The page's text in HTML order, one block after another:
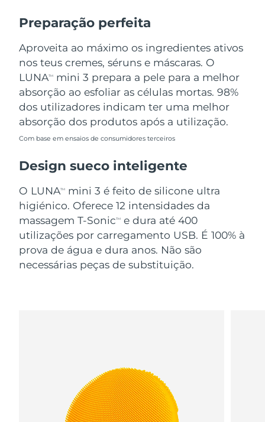
Preparação perfeita
Aproveita ao máximo os ingredientes ativos
nos teus cremes, séruns e máscaras. O
LUNATM
mini 3 prepara a pele para a melhor
absorção ao esfoliar as células mortas. 98%
dos utilizadores indicam ter uma melhor
absorção dos produtos após a utilização.
Com base em ensaios de consumidores terceiros
Design sueco inteligente
O LUNATM
mini 3 é feito de silicone ultra
higiénico. Oferece 12 intensidades da
massagem T-SonicTM
e dura até 400
utilizações por carregamento USB. É 100% à
prova de água e dura anos. Não são
necessárias peças de substituição.
Vietnã Entrega prevista